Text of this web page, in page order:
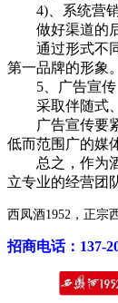
4)、系统营销
做好渠道的后
通过形式不同
第一品牌的形象。
5、广告宣传
采取伴随式、
广告宣传要紧
低而范围广的媒
总之，作为酒
立专业的经营团
西凤酒1952，正宗
招商电话：137-